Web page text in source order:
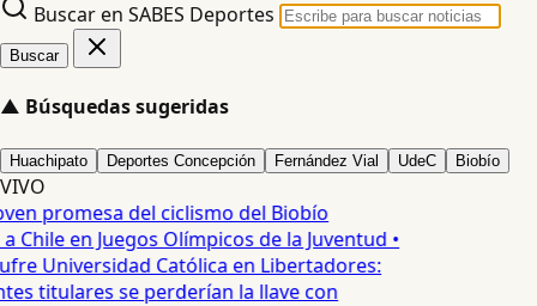
Buscar en SABES Deportes
Buscar
▲ Búsquedas sugeridas
Huachipato Deportes Concepción Fernández Vial UdeC Biobío
VIVO
promesa del ciclismo del Biobío
Chile en Juegos Olímpicos de la Juventud •
Universidad Católica en Libertadores:
titulares se perderían la llave con